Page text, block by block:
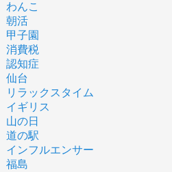
わんこ
朝活
甲子園
消費税
認知症
仙台
リラックスタイム
イギリス
山の日
道の駅
インフルエンサー
福島